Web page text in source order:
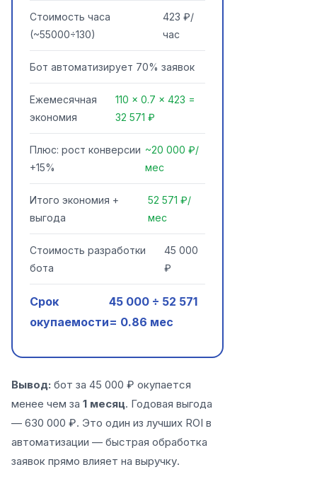
Стоимость часа
(~55000÷130)
423 ₽/
час
Бот автоматизирует 70% заявок
Ежемесячная
экономия
110 × 0.7 × 423 =
32 571 ₽
Плюс: рост конверсии
+15%
~20 000 ₽/
мес
Итого экономия +
выгода
52 571 ₽/
мес
Стоимость разработки
бота
45 000
₽
Срок
окупаемости
45 000 ÷ 52 571
= 0.86 мес
Вывод: бот за 45 000 ₽ окупается
менее чем за 1 месяц. Годовая выгода
— 630 000 ₽. Это один из лучших ROI в
автоматизации — быстрая обработка
заявок прямо влияет на выручку.